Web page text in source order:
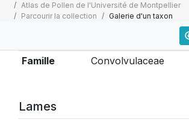
Atlas de Pollen de l'Université de Montpellier
Parcourir la collection
Galerie d'un taxon
Famille Convolvulaceae
Lames